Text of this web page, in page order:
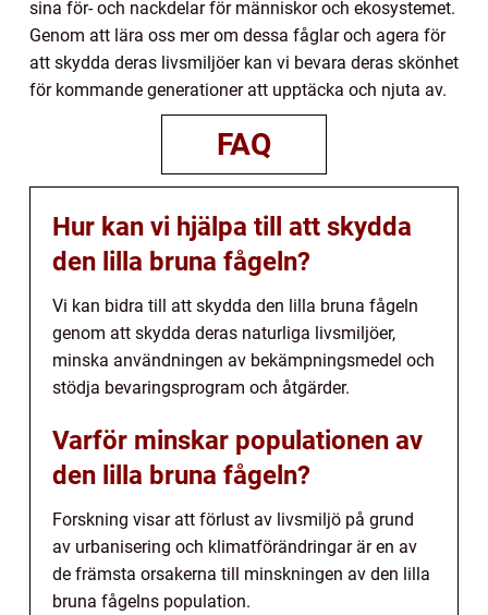
sina för- och nackdelar för människor och ekosystemet.
Genom att lära oss mer om dessa fåglar och agera för
att skydda deras livsmiljöer kan vi bevara deras skönhet
för kommande generationer att upptäcka och njuta av.
FAQ
Hur kan vi hjälpa till att skydda
den lilla bruna fågeln?
Vi kan bidra till att skydda den lilla bruna fågeln
genom att skydda deras naturliga livsmiljöer,
minska användningen av bekämpningsmedel och
stödja bevaringsprogram och åtgärder.
Varför minskar populationen av
den lilla bruna fågeln?
Forskning visar att förlust av livsmiljö på grund
av urbanisering och klimatförändringar är en av
de främsta orsakerna till minskningen av den lilla
bruna fågelns population.